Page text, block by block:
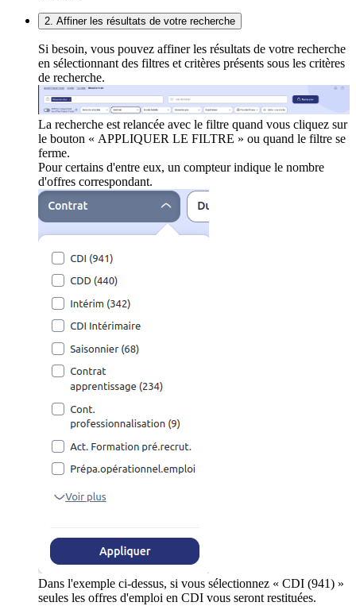
2. Affiner les résultats de votre recherche
Si besoin, vous pouvez affiner les résultats de votre recherche
en sélectionnant des filtres et critères présents sous les critères
de recherche.
La recherche est relancée avec le filtre quand vous cliquez sur
le bouton « APPLIQUER LE FILTRE » ou quand le filtre se
ferme.
Pour certains d'entre eux, un compteur indique le nombre
d'offres correspondant.
Dans l'exemple ci-dessus, si vous sélectionnez « CDI (941) »
seules les offres d'emploi en CDI vous seront restituées.